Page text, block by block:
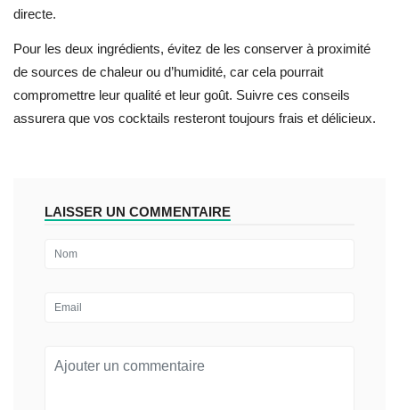
directe.
Pour les deux ingrédients, évitez de les conserver à proximité
de sources de chaleur ou d’humidité, car cela pourrait
compromettre leur qualité et leur goût. Suivre ces conseils
assurera que vos cocktails resteront toujours frais et délicieux.
LAISSER UN COMMENTAIRE